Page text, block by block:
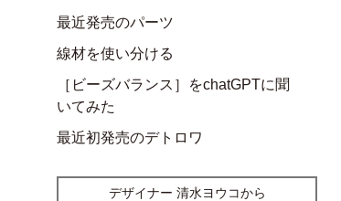
最近発売のパーツ
線材を使い分ける
［ビーズバランス］をchatGPTに聞
いてみた
最近初発売のデトロワ
デザイナー 清水ヨウコから